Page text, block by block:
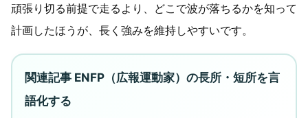
頑張り切る前提で走るより、どこで波が落ちるかを知って
計画したほうが、長く強みを維持しやすいです。
関連記事 ENFP（広報運動家）の長所・短所を言
語化する